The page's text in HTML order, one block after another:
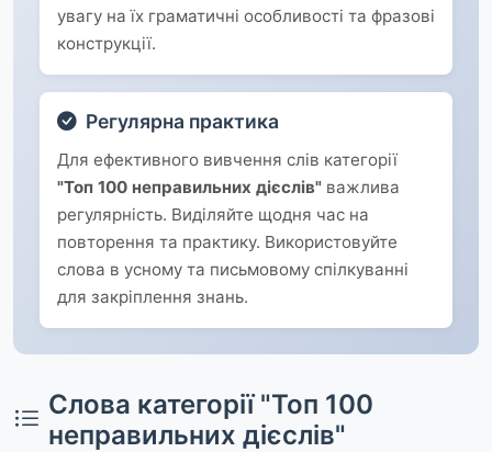
увагу на їх граматичні особливості та фразові
конструкції.
Регулярна практика
Для ефективного вивчення слів категорії
"Топ 100 неправильних дієслів" важлива
регулярність. Виділяйте щодня час на
повторення та практику. Використовуйте
слова в усному та письмовому спілкуванні
для закріплення знань.
Слова категорії "Топ 100
неправильних дієслів"